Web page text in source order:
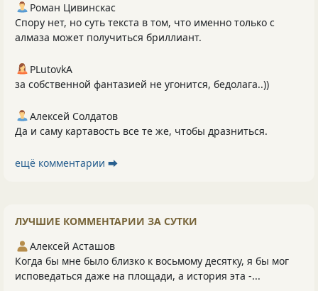
Роман Цивинскас
Спору нет, но суть текста в том, что именно только с
алмаза может получиться бриллиант.
PLutоvkА
за собственной фантазией не угонится, бедолага..))
Алексей Солдатов
Да и саму картавость все те же, чтобы дразниться.
ещё комментарии ⮕
ЛУЧШИЕ КОММЕНТАРИИ ЗА СУТКИ
Алексей Асташов
Когда бы мне было близко к восьмому десятку, я бы мог
исповедаться даже на площади, а история эта -...